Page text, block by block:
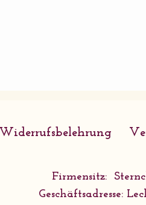
Widerrufsbelehrung
Firmensitz:
Geschäftsadresse: